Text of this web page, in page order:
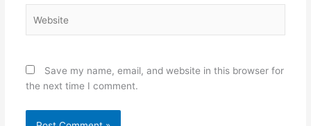
Save my name, email, and website in this browser for
the next time I comment.